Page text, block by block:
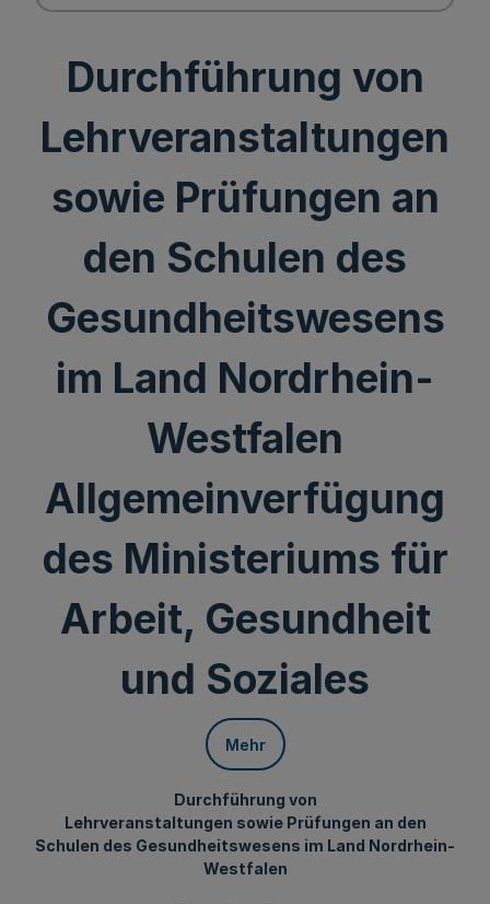
Durchführung von
Lehrveranstaltungen
sowie Prüfungen an
den Schulen des
Gesundheitswesens
im Land Nordrhein-
Westfalen
Allgemeinverfügung
des Ministeriums für
Arbeit, Gesundheit
und Soziales
Mehr
Durchführung von
Lehrveranstaltungen sowie Prüfungen an den
Schulen des Gesundheitswesens im Land Nordrhein-
Westfalen